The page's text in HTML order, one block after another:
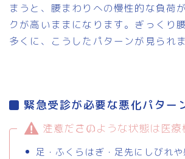
まうと、腰まわりへの慢性的な負荷
クが高いままになります。ぎっくり
多くに、こうしたパターンが見られま
緊急受診が必要な悪化パター
注意：このような状態は医療機関を受診してください
足・ふくらはぎ・足先にしびれ